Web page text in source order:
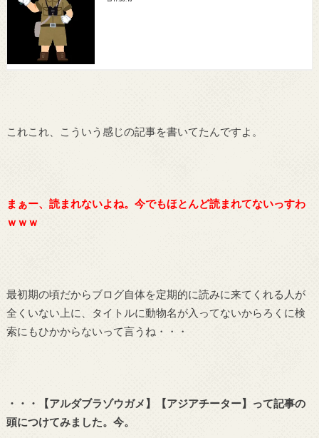
これこれ、こういう感じの記事を書いてたんですよ。
まぁー、読まれないよね。今でもほとんど読まれてないっすわ
ｗｗｗ
最初期の頃だからブログ自体を定期的に読みに来てくれる人が
全くいない上に、タイトルに動物名が入ってないからろくに検
索にもひかからないって言うね・・・
・・・【アルダブラゾウガメ】【アジアチーター】って記事の
頭につけてみました。今。